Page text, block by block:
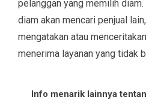
pelanggan yang memilih
diam akan mencari penjual
mengatakan atau
menerima layanan yang tidak
Info menarik lainnya